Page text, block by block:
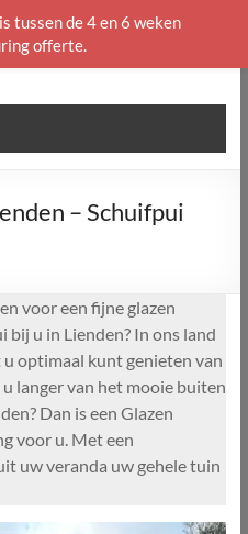
– Schuifpui
voor een fijne glazen
u in Lienden? In ons land
optimaal kunt genieten van
langer van het mooie buiten
Dan is een Glazen
voor u. Met een
uw veranda uw gehele tuin
tussen de 4 en 6 weken
offerte.